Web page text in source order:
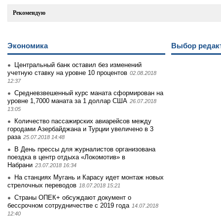
Рекомендую
Экономика
Центральный банк оставил без изменений
учетную ставку на уровне 10 процентов 02.08.2018
12:37
Средневзвешенный курс маната сформирован на
уровне 1,7000 маната за 1 доллар США 26.07.2018
13:05
Количество пассажирских авиарейсов между
городами Азербайджана и Турции увеличено в 3
раза 25.07.2018 14:48
В День прессы для журналистов организована
поездка в центр отдыха «Локомотив» в
Набрани 23.07.2018 16:34
На станциях Мугань и Карасу идет монтаж новых
стрелочных переводов 18.07.2018 15:21
Страны ОПЕК+ обсуждают документ о
бессрочном сотрудничестве с 2019 года 14.07.2018
12:40
Выбор